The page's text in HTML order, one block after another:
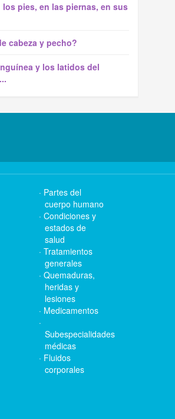
pies, en las piernas, en sus
cabeza y pecho?
y los latidos del
Partes del
cuerpo humano
Condiciones y
estados de
salud
Tratamientos
generales
Quemaduras,
heridas y
lesiones
Medicamentos
Subespecialidades
médicas
Fluidos
corporales